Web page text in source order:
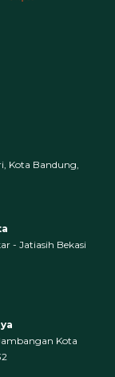
Kota Bandung,
- Jatiasih Bekasi
Kota